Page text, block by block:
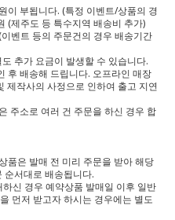
이 부됩니다. (특정 이벤트/상품의 경
(제주도 등 특수지역 배송비 추가)
벤트 등의 주문건의 경우 배송기간
추가 요금이 발생할 수 있습니다.
후 배송해 드립니다. 오프라인 매장
제작사의 사정으로 인하여 출고 지연
주소로 여러 건 주문을 하신 경우 합
품은 발매 전 미리 주문을 받아 해당
순서대로 배송됩니다.
신 경우 예약상품 발매일 이후 일반
먼저 받고자 하시는 경우에는 별도